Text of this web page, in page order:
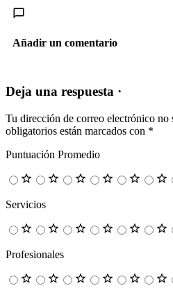
Añadir un comentario
Deja una respuesta ·
Tu dirección de correo electrónico no
obligatorios están marcados con *
Puntuación Promedio
Servicios
Profesionales